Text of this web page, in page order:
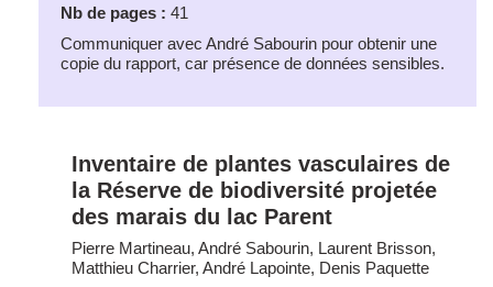
Nb de pages : 41
Communiquer avec André Sabourin pour obtenir une
copie du rapport, car présence de données sensibles.
Inventaire de plantes vasculaires de
la Réserve de biodiversité projetée
des marais du lac Parent
Pierre Martineau, André Sabourin, Laurent Brisson,
Matthieu Charrier, André Lapointe, Denis Paquette